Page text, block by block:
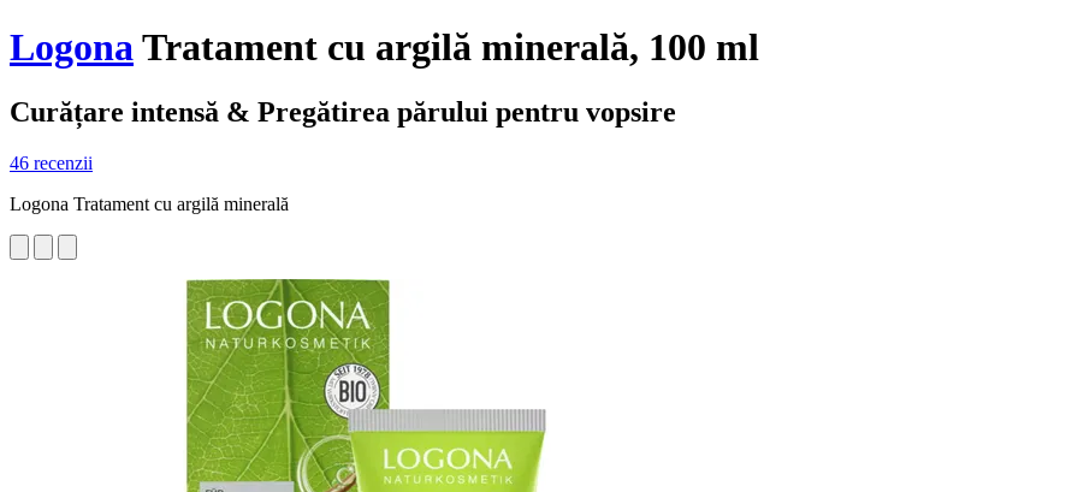
LogonaTratament cu argilă minerală, 100 ml
Curățare intensă & Pregătirea părului pentru vopsire
46 recenzii
Logona Tratament cu argilă minerală